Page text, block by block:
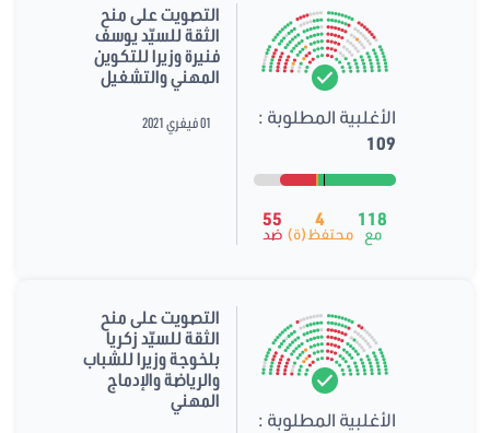
الأغلبية المطلوبة :
109
118
مع
4
محتفظ(ة)
55
ضد
التصويت على منح
الثقة للسيّد يوسف
فنيرة وزيرا للتكوين
المهني والتشغيل
01 فيفري 2021
الأغلبية المطلوبة :
التصويت على منح
الثقة للسيّد زكريا
بلخوجة وزيرا للشباب
والرياضة والإدماج
المهني